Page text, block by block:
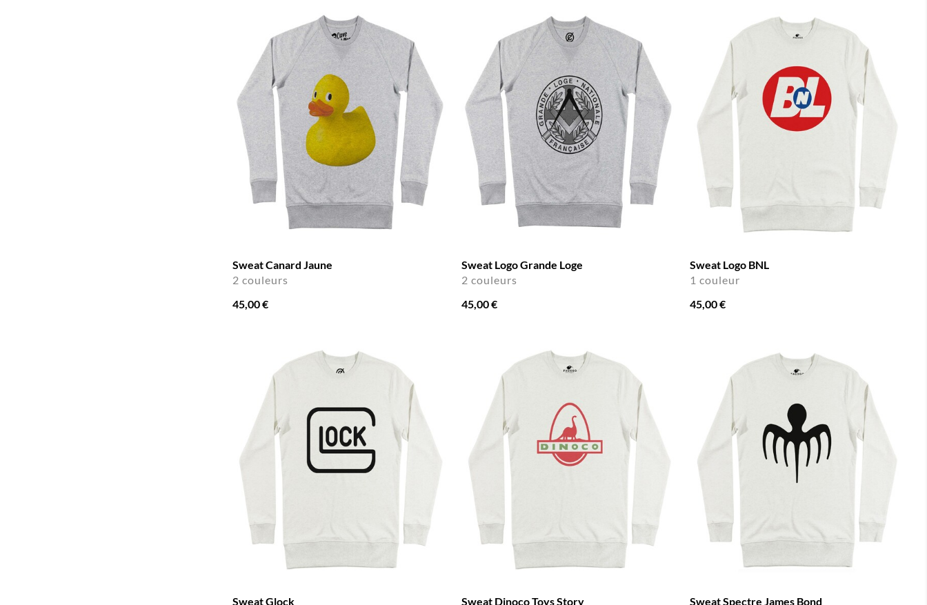
Sweat Canard Jaune
2 couleurs
45,00 €
Sweat Logo Grande Loge
2 couleurs
45,00 €
Sweat Logo BNL
1 couleur
45,00 €
Sweat Glock Sweat Dinoco Toys Story Sweat Spectre James Bond